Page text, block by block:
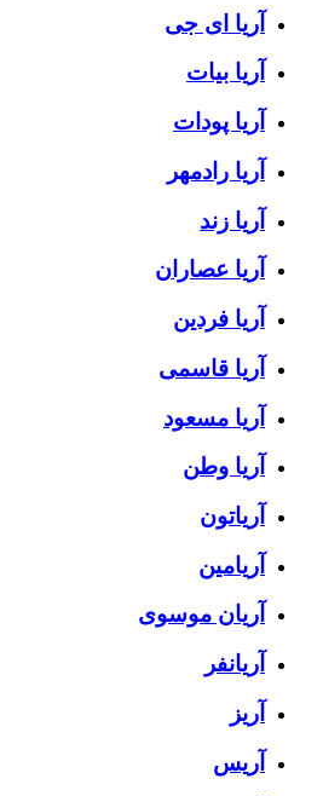
آریا ای جی
آریا بیات
آریا پودات
آریا رادمهر
آریا زند
آریا عصاران
آریا فردین
آریا قاسمی
آریا مسعود
آریا وطن
آریاتون
آریامین
آریان موسوی
آریانفر
آریز
آریس